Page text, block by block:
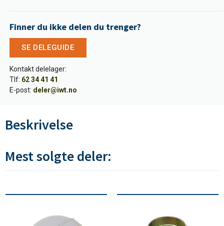
Finner du ikke delen du trenger?
SE DELEGUIDE
Kontakt delelager:
Tlf: 62 34 41 41
E-post: deler@iwt.no
Beskrivelse
Mest solgte deler: